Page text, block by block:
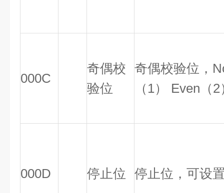
000C
奇偶校
验位
奇偶校验位，
（1） Even（2
000D 停止位 停止位，可设